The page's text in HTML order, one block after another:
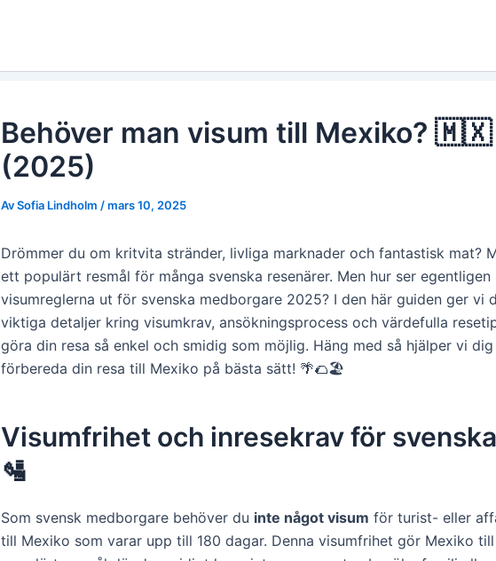
Behöver man visum till Mexiko? 🇲🇽
(2025)
AvSofia Lindholm /mars 10, 2025
Drömmer du om kritvita stränder, livliga marknader och fantastisk mat?
ett populärt resmål för många svenska resenärer. Men hur ser egentligen
visumreglerna ut för svenska medborgare 2025? I den här guiden ger vi
viktiga detaljer kring visumkrav, ansökningsprocess och värdefulla
göra din resa så enkel och smidig som möjlig. Häng med så hjälper vi
förbereda din resa till Mexiko på bästa sätt! 🌴🌮🏖️
Visumfrihet och inresekrav för
🛂
Som svensk medborgare behöver du inte något visum för turist- eller
till Mexiko som varar upp till 180 dagar. Denna visumfrihet gör Mexiko